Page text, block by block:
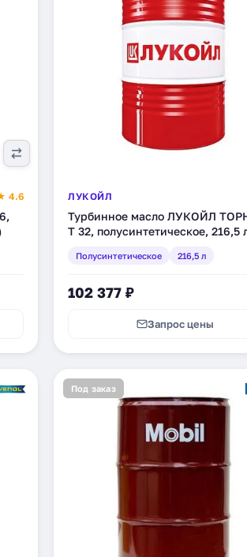
4.6 ЛУКОЙЛ
Турбинное масло ЛУКОЙЛ
Т 32, полусинтетическое, 216,5
Полусинтетическое 216,5 л
102 377 ₽
Запрос цены
Под заказ